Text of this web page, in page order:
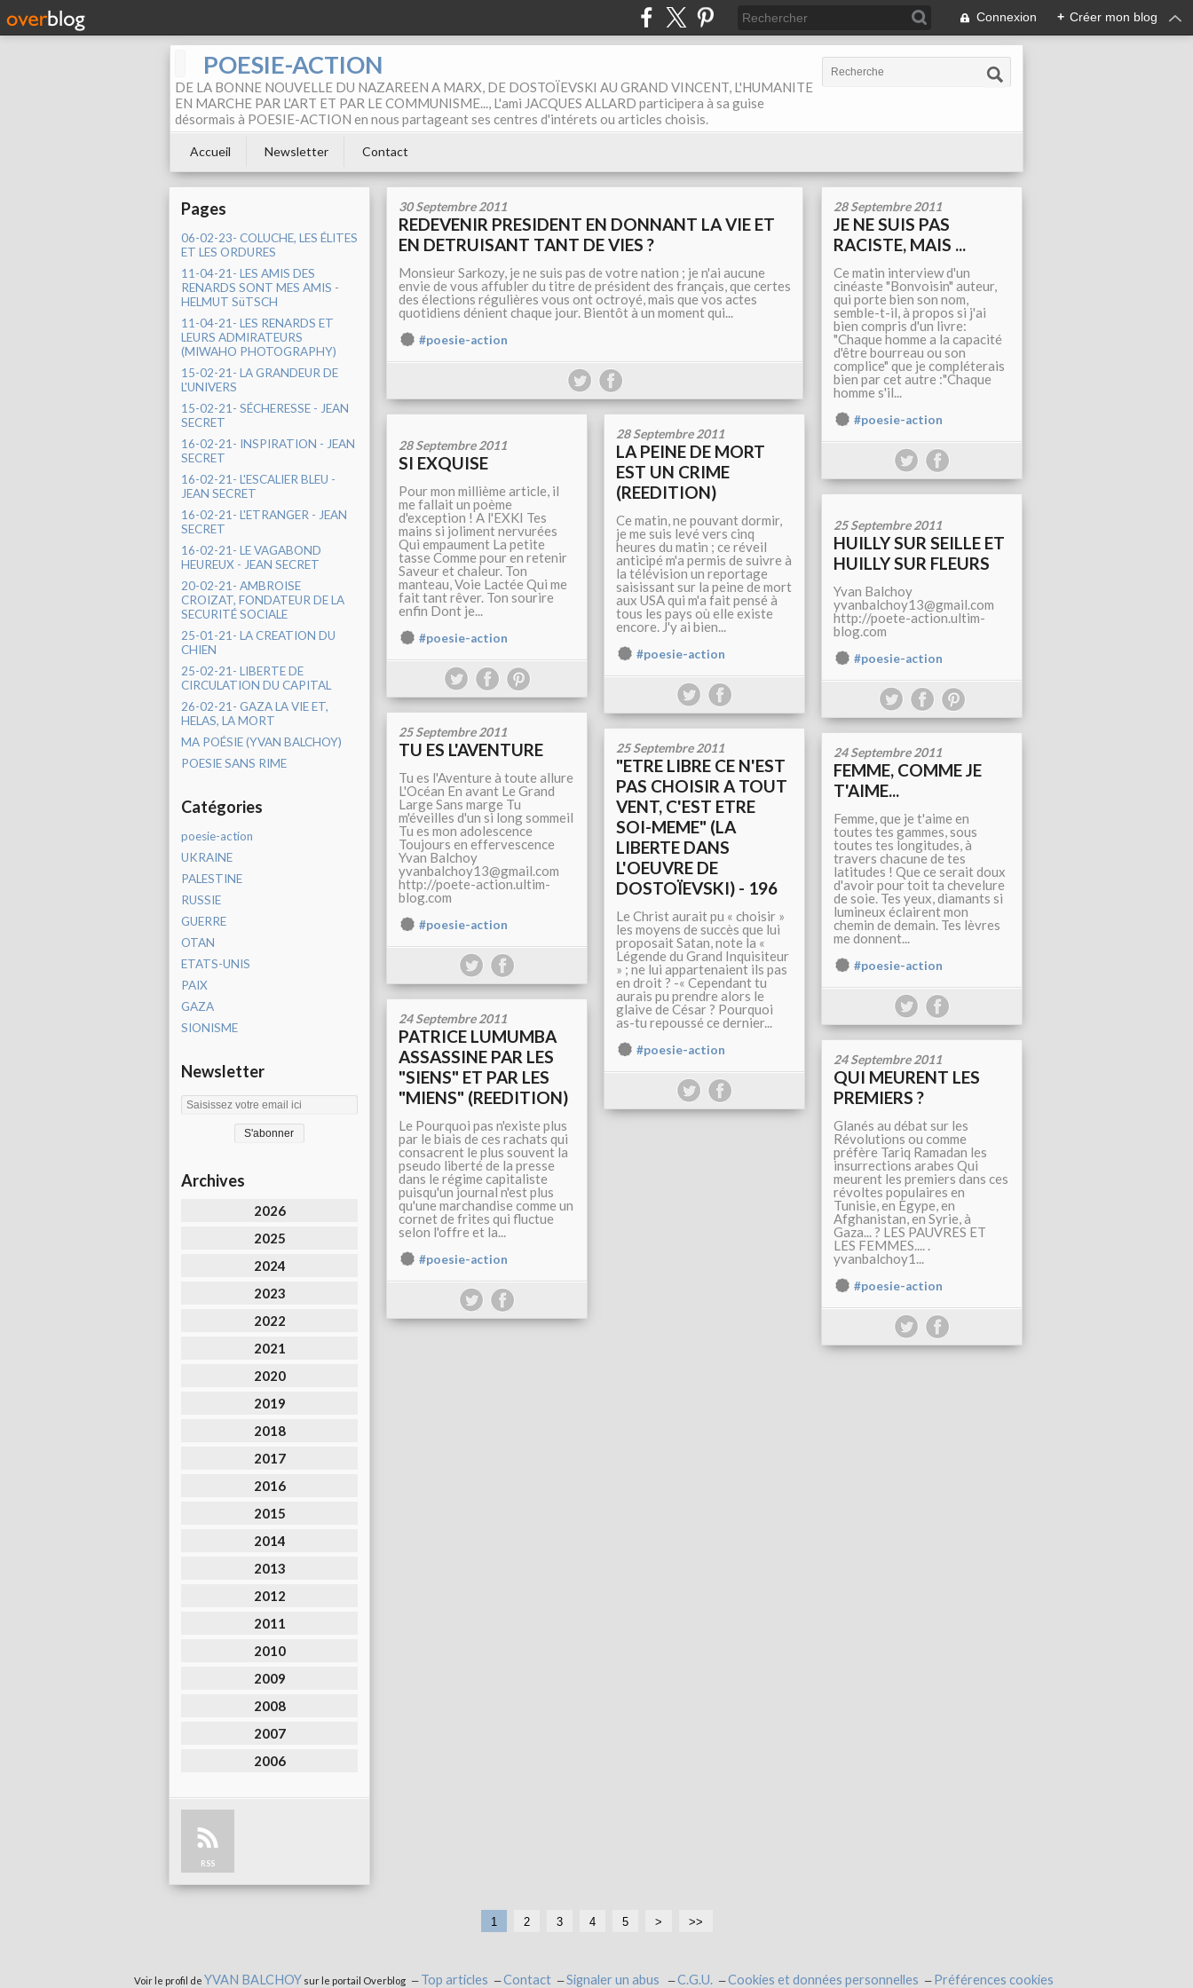
Connexion + Créer mon blog
POESIE-ACTION
DE LA BONNE NOUVELLE DU NAZAREEN A MARX, DE DOSTOÏEVSKI AU GRAND VINCENT, L'HUMANITE
EN MARCHE PAR L'ART ET PAR LE COMMUNISME..., L'ami JACQUES ALLARD participera à sa guise
désormais à POESIE-ACTION en nous partageant ses centres d'intérets ou articles choisis.
Accueil Newsletter Contact
Pages
06-02-23- COLUCHE, LES ÉLITES
ET LES ORDURES
11-04-21- LES AMIS DES
RENARDS SONT MES AMIS -
HELMUT SüTSCH
11-04-21- LES RENARDS ET
LEURS ADMIRATEURS
(MIWAHO PHOTOGRAPHY)
15-02-21- LA GRANDEUR DE
L'UNIVERS
15-02-21- SÉCHERESSE - JEAN
SECRET
16-02-21- INSPIRATION - JEAN
SECRET
16-02-21- L'ESCALIER BLEU -
JEAN SECRET
16-02-21- L'ETRANGER - JEAN
SECRET
16-02-21- LE VAGABOND
HEUREUX - JEAN SECRET
20-02-21- AMBROISE
CROIZAT, FONDATEUR DE LA
SECURITÉ SOCIALE
25-01-21- LA CREATION DU
CHIEN
25-02-21- LIBERTE DE
CIRCULATION DU CAPITAL
26-02-21- GAZA LA VIE ET,
HELAS, LA MORT
MA POÉSIE (YVAN BALCHOY)
POESIE SANS RIME
Catégories
poesie-action
UKRAINE
PALESTINE
RUSSIE
GUERRE
OTAN
ETATS-UNIS
PAIX
GAZA
SIONISME
Newsletter
Archives
2026
2025
2024
2023
2022
2021
2020
2019
2018
2017
2016
2015
2014
2013
2012
2011
2010
2009
2008
2007
2006
RSS
30 Septembre 2011
REDEVENIR PRESIDENT EN DONNANT LA VIE ET
EN DETRUISANT TANT DE VIES ?
Monsieur Sarkozy, je ne suis pas de votre nation ; je n'ai aucune
envie de vous affubler du titre de président des français, que certes
des élections régulières vous ont octroyé, mais que vos actes
quotidiens dénient chaque jour. Bientôt à un moment qui...
#poesie-action
28 Septembre 2011
JE NE SUIS PAS
RACISTE, MAIS ...
Ce matin interview d'un
cinéaste "Bonvoisin" auteur,
qui porte bien son nom,
semble-t-il, à propos si j'ai
bien compris d'un livre:
"Chaque homme a la capacité
d'être bourreau ou son
complice" que je compléterais
bien par cet autre :"Chaque
homme s'il...
#poesie-action
28 Septembre 2011
SI EXQUISE
Pour mon millième article, il
me fallait un poème
d'exception ! A l'EXKI Tes
mains si joliment nervurées
Qui empaument La petite
tasse Comme pour en retenir
Saveur et chaleur. Ton
manteau, Voie Lactée Qui me
fait tant rêver. Ton sourire
enfin Dont je...
#poesie-action
28 Septembre 2011
LA PEINE DE MORT
EST UN CRIME
(REEDITION)
Ce matin, ne pouvant dormir,
je me suis levé vers cinq
heures du matin ; ce réveil
anticipé m'a permis de suivre à
la télévision un reportage
saisissant sur la peine de mort
aux USA qui m'a fait pensé à
tous les pays où elle existe
encore. J'y ai bien...
#poesie-action
25 Septembre 2011
HUILLY SUR SEILLE ET
HUILLY SUR FLEURS
Yvan Balchoy
yvanbalchoy13@gmail.com
http://poete-action.ultim-
blog.com
#poesie-action
25 Septembre 2011
TU ES L'AVENTURE
Tu es l'Aventure à toute allure
L'Océan En avant Le Grand
Large Sans marge Tu
m'éveilles d'un si long sommeil
Tu es mon adolescence
Toujours en effervescence
Yvan Balchoy
yvanbalchoy13@gmail.com
http://poete-action.ultim-
blog.com
#poesie-action
25 Septembre 2011
"ETRE LIBRE CE N'EST
PAS CHOISIR A TOUT
VENT, C'EST ETRE
SOI-MEME" (LA
LIBERTE DANS
L'OEUVRE DE
DOSTOÏEVSKI) - 196
Le Christ aurait pu « choisir »
les moyens de succès que lui
proposait Satan, note la «
Légende du Grand Inquisiteur
» ; ne lui appartenaient ils pas
en droit ? -« Cependant tu
aurais pu prendre alors le
glaive de César ? Pourquoi
as-tu repoussé ce dernier...
#poesie-action
24 Septembre 2011
FEMME, COMME JE
T'AIME...
Femme, que je t'aime en
toutes tes gammes, sous
toutes tes longitudes, à
travers chacune de tes
latitudes ! Que ce serait doux
d'avoir pour toit ta chevelure
de soie. Tes yeux, diamants si
lumineux éclairent mon
chemin de demain. Tes lèvres
me donnent...
#poesie-action
24 Septembre 2011
PATRICE LUMUMBA
ASSASSINE PAR LES
"SIENS" ET PAR LES
"MIENS" (REEDITION)
Le Pourquoi pas n'existe plus
par le biais de ces rachats qui
consacrent le plus souvent la
pseudo liberté de la presse
dans le régime capitaliste
puisqu'un journal n'est plus
qu'une marchandise comme un
cornet de frites qui fluctue
selon l'offre et la...
#poesie-action
24 Septembre 2011
QUI MEURENT LES
PREMIERS ?
Glanés au débat sur les
Révolutions ou comme
préfère Tariq Ramadan les
insurrections arabes Qui
meurent les premiers dans ces
révoltes populaires en
Tunisie, en Egype, en
Afghanistan, en Syrie, à
Gaza... ? LES PAUVRES ET
LES FEMMES.... .
yvanbalchoy1...
#poesie-action
1 2 3 4 5 > >>
Voir le profil de YVAN BALCHOY sur le portail Overblog Top articles Contact Signaler un abus C.G.U. Cookies et données personnelles Préférences cookies